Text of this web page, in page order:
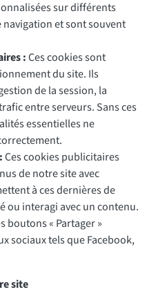
sur différents
et sont souvent
:Ces cookies sont
du site. Ils
de la session, la
entre serveurs. Sans ces
essentielles ne
Ces cookies publicitaires
de notre site avec
à ces dernières de
ou interagi avec un contenu.
boutons « Partager »
sociaux tels que Facebook,
site